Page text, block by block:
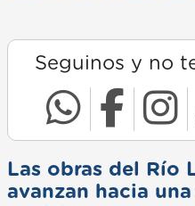
Seguinos y no
Las obras del Río
avanzan hacia